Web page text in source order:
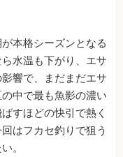
本格シーズンとなる
水温も下がり、エサ
響で、まだまだエサ
中で最も魚影の濃い
すほどの快引で熱く
はフカセ釣りで狙う
。